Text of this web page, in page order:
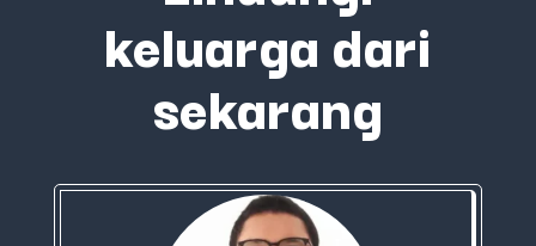
keluarga dari
sekarang